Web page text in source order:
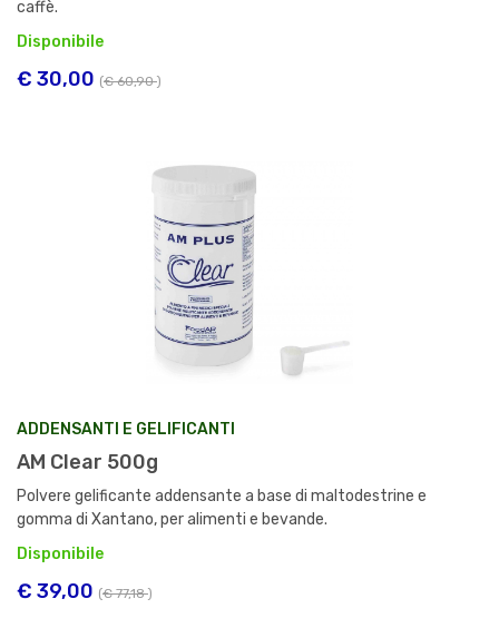
caffè.
Disponibile
€ 30,00 (€ 60,90)
ADDENSANTI E GELIFICANTI
AM Clear 500g
Polvere gelificante addensante a base di maltodestrine e
gomma di Xantano, per alimenti e bevande.
Disponibile
€ 39,00 (€ 77,18)